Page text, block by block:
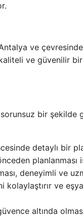
ve çevresinde
ve güvenilir bir
bir şekilde
detaylı bir
planlanması
deneyimli ve
kolaylaştırır ve
altında